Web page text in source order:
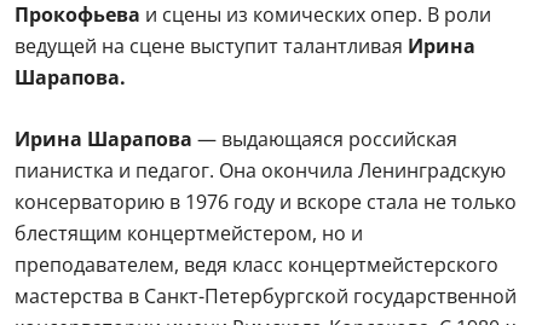
Прокофьева и сцены из комических опер. В роли
ведущей на сцене выступит талантливая Ирина
Шарапова.
Ирина Шарапова — выдающаяся российская
пианистка и педагог. Она окончила Ленинградскую
консерваторию в 1976 году и вскоре стала не только
блестящим концертмейстером, но и
преподавателем, ведя класс концертмейстерского
мастерства в Санкт-Петербургской государственной